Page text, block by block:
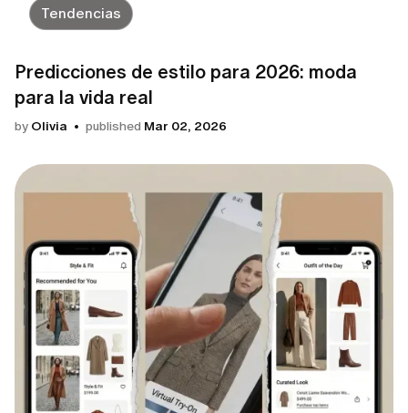
Tendencias
Predicciones de estilo para 2026: moda
para la vida real
by Olivia published Mar 02, 2026